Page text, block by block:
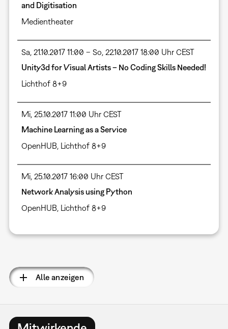
and Digitisation
Medientheater
Sa, 21.10.2017 11:00 – So, 22.10.2017 18:00 Uhr CEST
Unity3d for Visual Artists – No Coding Skills Needed!
Lichthof 8+9
Mi, 25.10.2017 11:00 Uhr CEST
Machine Learning as a Service
OpenHUB, Lichthof 8+9
Mi, 25.10.2017 16:00 Uhr CEST
Network Analysis using Python
OpenHUB, Lichthof 8+9
Alle anzeigen